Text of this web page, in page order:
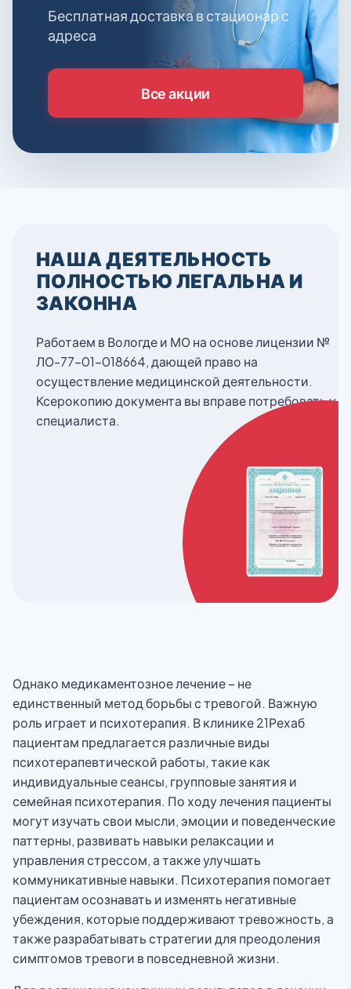
Бесплатная доставка в стационар с
адреса
Все акции
НАША ДЕЯТЕЛЬНОСТЬ
ПОЛНОСТЬЮ ЛЕГАЛЬНА И
ЗАКОННА
Работаем в Вологде и МО на основе лицензии №
ЛО-77-01-018664, дающей право на
осуществление медицинской деятельности.
Ксерокопию документа вы вправе потребовать у
специалиста.
Однако медикаментозное лечение – не
единственный метод борьбы с тревогой. Важную
роль играет и психотерапия. В клинике 21Рехаб
пациентам предлагается различные виды
психотерапевтической работы, такие как
индивидуальные сеансы, групповые занятия и
семейная психотерапия. По ходу лечения пациенты
могут изучать свои мысли, эмоции и поведенческие
паттерны, развивать навыки релаксации и
управления стрессом, а также улучшать
коммуникативные навыки. Психотерапия помогает
пациентам осознавать и изменять негативные
убеждения, которые поддерживают тревожность, а
также разрабатывать стратегии для преодоления
симптомов тревоги в повседневной жизни.